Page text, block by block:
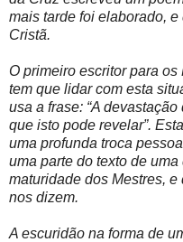
mais tarde foi elaborado,
Cristã.
O primeiro escritor para
tem que lidar com esta
usa a frase: “A
que isto pode revelar”.
uma profunda troca
uma parte do texto de
maturidade dos Mestres,
nos dizem.
A escuridão na forma de